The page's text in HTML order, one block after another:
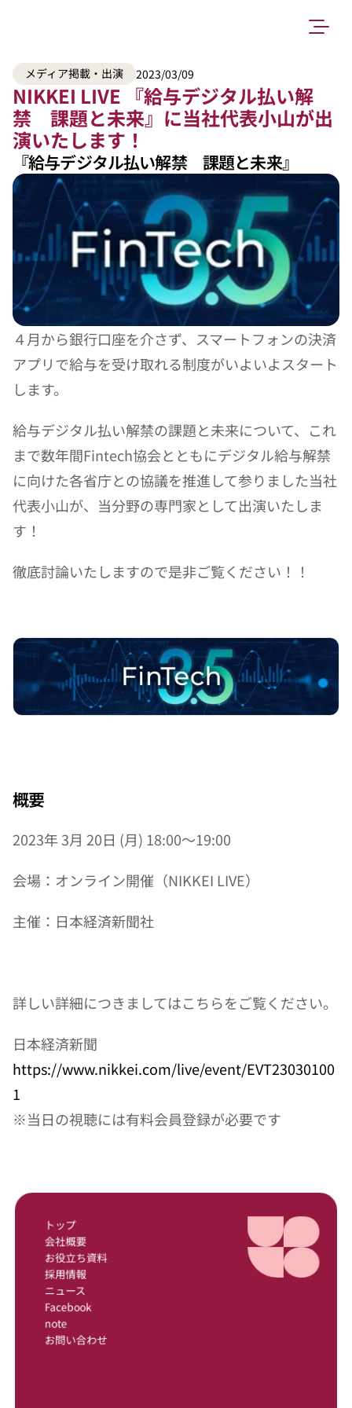
メディア掲載・出演 2023/03/09
NIKKEI LIVE 『給与デジタル払い解
禁　課題と未来』に当社代表小山が出
演いたします！
『給与デジタル払い解禁　課題と未来』
４月から銀行口座を介さず、スマートフォンの決済
アプリで給与を受け取れる制度がいよいよスタート
します。
給与デジタル払い解禁の課題と未来について、これ
まで数年間Fintech協会とともにデジタル給与解禁
に向けた各省庁との協議を推進して参りました当社
代表小山が、当分野の専門家として出演いたしま
す！
徹底討論いたしますので是非ご覧ください！！
概要
2023年 3月 20日 (月) 18:00〜19:00
会場：オンライン開催（NIKKEI LIVE）
主催：日本経済新聞社
詳しい詳細につきましてはこちらをご覧ください。
日本経済新聞
https://www.nikkei.com/live/event/EVT23030100
1
※当日の視聴には有料会員登録が必要です
トップ
会社概要
お役立ち資料
採用情報
ニュース
Facebook
note
お問い合わせ